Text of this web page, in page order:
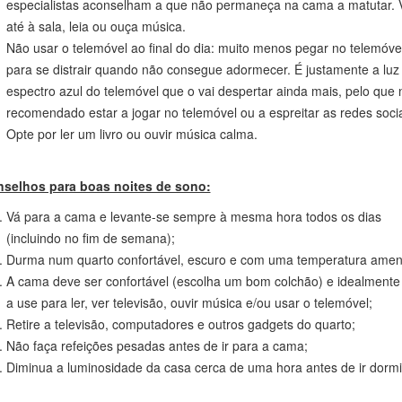
Não estar a trabalhar até tarde nem realizar atividades muito
antes de dormir: fazer exercício físico, jogar um jogo estimulante ou
um filme de ação nas últimas horas do dia pode não ajudar a que
descansado.
Ao acordar a meio da noite, não insista demasiado: se por vezes
meio da noite, pensar em qualquer coisa agradável pode ser
para voltar a adormecer. Mas para quem sofre de insónias, os
até à sala, leia ou ouça música.
para se distrair quando não consegue adormecer. É justamente a
espectro azul do telemóvel que o vai despertar ainda mais, pelo que
recomendado estar a jogar no telemóvel ou a espreitar as redes
Opte por ler um livro ou ouvir música calma.
para boas noites de sono:
Vá para a cama e levante-se sempre à mesma hora todos os dias